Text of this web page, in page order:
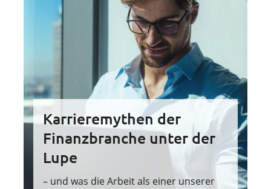
Karrieremythen der
Finanzbranche unter der
Lupe
– und was die Arbeit als einer unserer